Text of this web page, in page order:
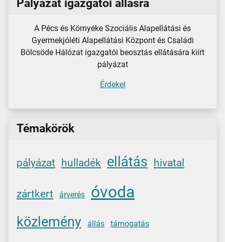
Pályázat igazgatói állásra
A Pécs és Környéke Szociális Alapellátási és
Gyermekjóléti Alapellátási Központ és Családi
Bölcsöde Hálózat igazgatói beosztás ellátására kiírt
pályázat
Érdekel
Témakörök
pályázat hulladék ellátás hivatal
zártkert árverés óvoda
közlemény állás támogatás